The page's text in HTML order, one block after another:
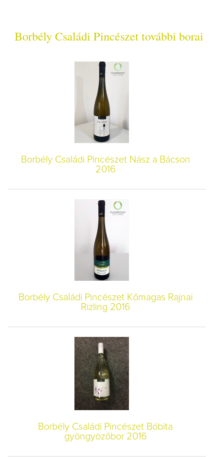
Borbély Családi Pincészet további borai
Borbély Családi Pincészet Nász a Bácson
2016
Borbély Családi Pincészet Kőmagas Rajnai
Rizling 2016
Borbély Családi Pincészet Bóbita
gyöngyözőbor 2016